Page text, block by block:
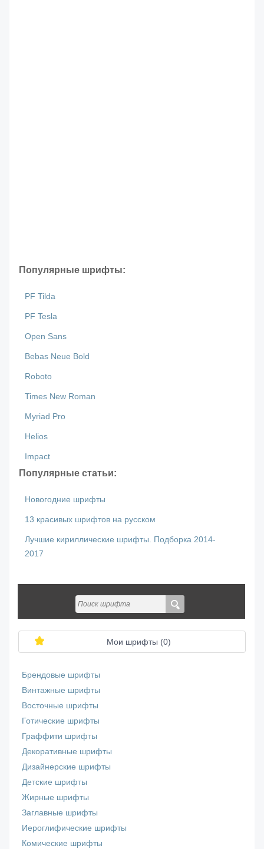
Популярные шрифты:
PF Tilda
PF Tesla
Open Sans
Bebas Neue Bold
Roboto
Times New Roman
Myriad Pro
Helios
Impact
Популярные статьи:
Новогодние шрифты
13 красивых шрифтов на русском
Лучшие кириллические шрифты. Подборка 2014-
2017
Мои шрифты (0)
Брендовые шрифты
Винтажные шрифты
Восточные шрифты
Готические шрифты
Граффити шрифты
Декоративные шрифты
Дизайнерские шрифты
Детские шрифты
Жирные шрифты
Заглавные шрифты
Иероглифические шрифты
Комические шрифты